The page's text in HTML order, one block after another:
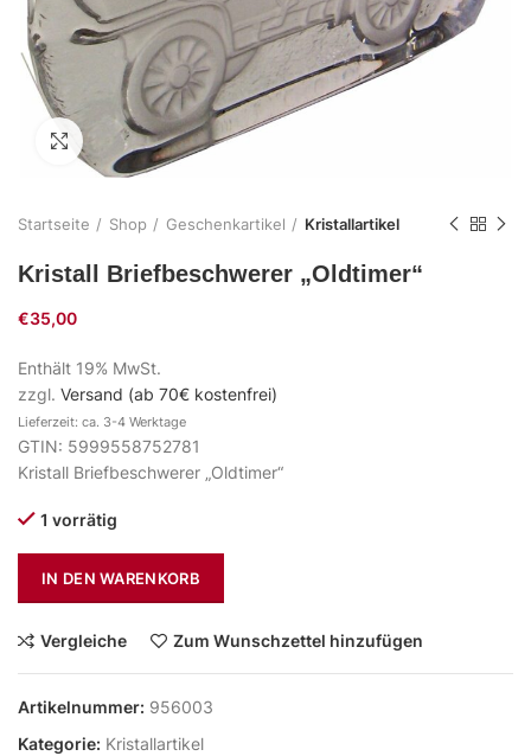
Zum Vergrößern klicken
Startseite Shop Geschenkartikel Kristallartikel
Kristall Briefbeschwerer „Oldtimer“
€35,00
Enthält 19% MwSt.
zzgl. Versand (ab 70€ kostenfrei)
Lieferzeit: ca. 3-4 Werktage
GTIN: 5999558752781
Kristall Briefbeschwerer „Oldtimer“
1 vorrätig
IN DEN WARENKORB
Vergleiche Zum Wunschzettel hinzufügen
Artikelnummer: 956003
Kategorie: Kristallartikel